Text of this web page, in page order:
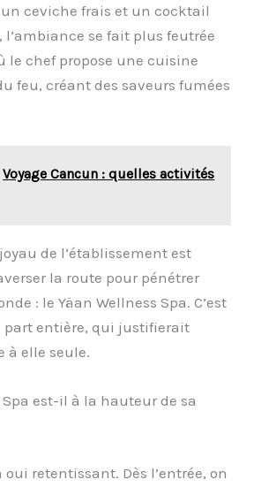
ceviche frais et un cocktail
l’ambiance se fait plus feutrée
le chef propose une cuisine
feu, créant des saveurs fumées
Voyage Cancun : quelles activités
de l’établissement est
la route pour pénétrer
: le Yäan Wellness Spa. C’est
part entière, qui justifierait
à elle seule.
Spa est-il à la hauteur de sa
oui retentissant. Dès l’entrée, on